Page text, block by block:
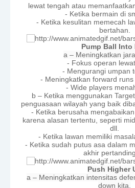
lewat tengah atau
- Ketika bermain di
- Ketika kesulitan memecah
bertahan.
Pump Ball Into
a – Meningkatkan
- Fokus operan
- Mengurangi umpan
- Meningkatkan forward runs
- Wide players
b – Ketika menggunakan
penguasaan wilayah yang baik
- Ketika berusaha
karena alasan tertentu, seperti
dll.
- Ketika lawan memiliki
- Ketika sudah putus asa dalam
akhir
Push Higher
a – Meningkatkan intensitas
down kita.